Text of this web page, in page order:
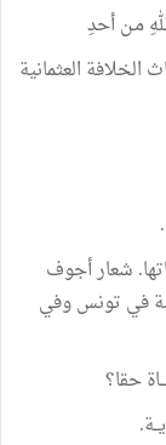
مـن أحدِ
العثمانية
شعار أجوف
في تونس وفي
حقا؟